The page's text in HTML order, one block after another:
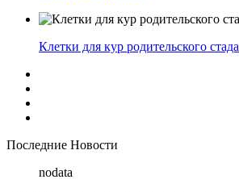
Клетки для кур родительского стада
Последние Новости
nodata